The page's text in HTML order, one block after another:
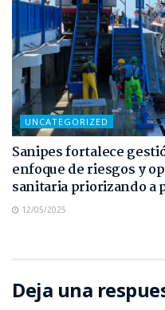
UNCATEGORIZED
Sanipes fortalece
enfoque de riesgos y
sanitaria priorizando a
12/05/2025
Deja una